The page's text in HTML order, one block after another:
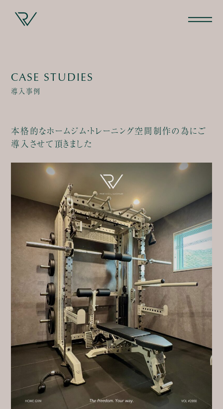
CASE STUDIES
導入事例
本格的なホームジム・トレーニング空間制作の為にご
導入させて頂きました